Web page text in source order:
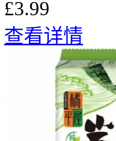
£3.99
查看详情